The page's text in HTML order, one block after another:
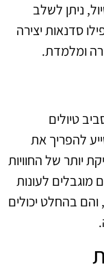
ניתן לשלב
סדנאות יצירה
ומלמדת.
טיולים
להפריך את
יותר של החוויות
מוגבלים לעונות
והם בהחלט יכולים